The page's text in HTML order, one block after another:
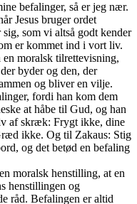
befalinger, så er jeg nær.
Jesus bruger ordet
som vi altså godt kender
er kommet ind i vort liv.
moralsk tilrettevisning,
byder og den, der
og bliver en vilje.
fordi han kom dem
at håbe til Gud, og han
af skræk: Frygt ikke, dine
ikke. Og til Zakaus: Stig
og det betød en befaling
moralsk henstilling, at en
henstillingen og
råd. Befalingen er altid